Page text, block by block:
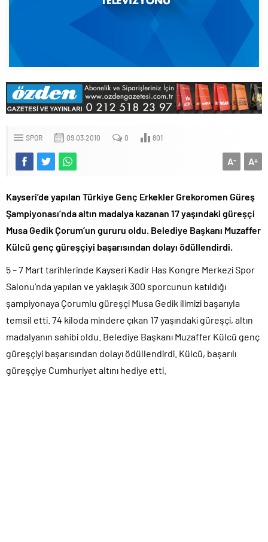
SPOR 09.03.2010 0 801
A+
A-
Kayseri’de yapılan Türkiye Genç Erkekler Grekoromen Güreş
Şampiyonası’nda altın madalya kazanan 17 yaşındaki güreşçi
Musa Gedik Çorum’un gururu oldu. Belediye Başkanı Muzaffer
Külcü genç güreşçiyi başarısından dolayı ödüllendirdi.
5 – 7 Mart tarihlerinde Kayseri Kadir Has Kongre Merkezi Spor
Salonu’nda yapılan ve yaklaşık 300 sporcunun katıldığı
şampiyonaya Çorumlu güreşçi Musa Gedik ilimizi başarıyla
temsil etti. 74 kiloda mindere çıkan 17 yaşındaki güreşçi, altın
madalyanın sahibi oldu. Belediye Başkanı Muzaffer Külcü genç
güreşçiyi başarısından dolayı ödüllendirdi. Külcü, başarılı
güreşçiye Cumhuriyet altını hediye etti.